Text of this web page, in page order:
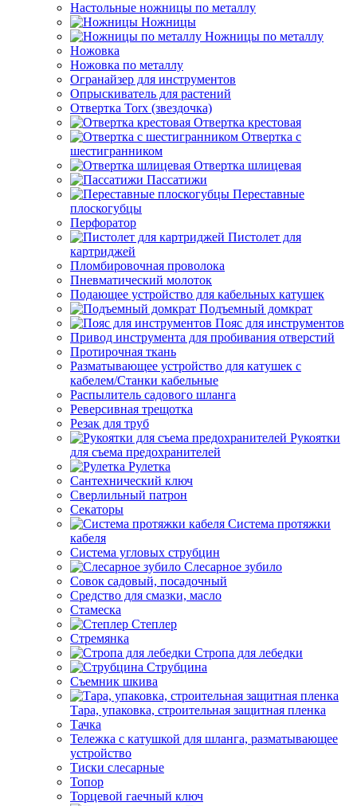
Настольные ножницы по металлу
Ножницы
Ножницы по металлу
Ножовка
Ножовка по металлу
Огранайзер для инструментов
Опрыскиватель для растений
Отвертка Torx (звездочка)
Отвертка крестовая
Отвертка с
шестигранником
Отвертка шлицевая
Пассатижи
Переставные
плоскогубцы
Перфоратор
Пистолет для
картриджей
Пломбировочная проволока
Пневматический молоток
Подающее устройство для кабельных катушек
Подъемный домкрат
Пояс для инструментов
Привод инструмента для пробивания отверстий
Протирочная ткань
Разматывающее устройство для катушек с
кабелем/Станки кабельные
Распылитель садового шланга
Реверсивная трещотка
Резак для труб
Рукоятки
для съема предохранителей
Рулетка
Сантехнический ключ
Сверлильный патрон
Секаторы
Система протяжки
кабеля
Система угловых струбцин
Слесарное зубило
Совок садовый, посадочный
Средство для смазки, масло
Стамеска
Степлер
Стремянка
Стропа для лебедки
Струбцина
Съемник шкива
Тара, упаковка, строительная защитная пленка
Тачка
Тележка с катушкой для шланга, разматывающее
устройство
Тиски слесарные
Топор
Торцевой гаечный ключ